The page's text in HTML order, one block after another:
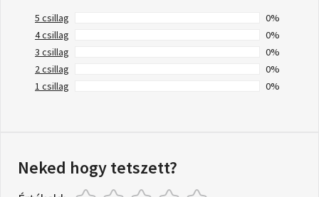
5 csillag
0%
4 csillag
0%
3 csillag
0%
2 csillag
0%
1 csillag
0%
Neked hogy tetszett?